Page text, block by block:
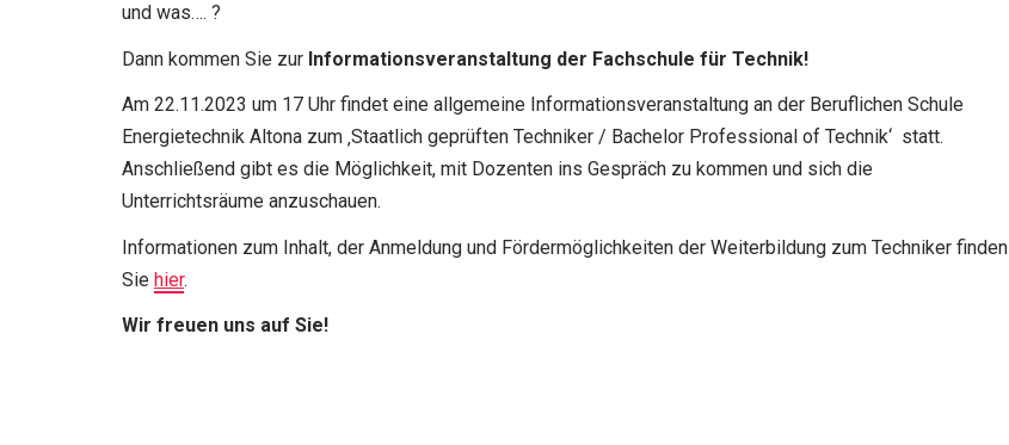
und was…. ?
Dann kommen Sie zur Informationsveranstaltung der Fachschule für Technik!
Am 22.11.2023 um 17 Uhr findet eine allgemeine Informationsveranstaltung an der Beruflichen Schule
Energietechnik Altona zum ‚Staatlich geprüften Techniker / Bachelor Professional of Technik‘ statt.
Anschließend gibt es die Möglichkeit, mit Dozenten ins Gespräch zu kommen und sich die
Unterrichtsräume anzuschauen.
Informationen zum Inhalt, der Anmeldung und Fördermöglichkeiten der Weiterbildung zum Techniker finden
Sie hier.
Wir freuen uns auf Sie!